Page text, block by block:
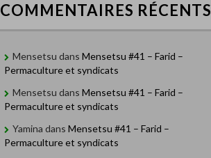
COMMENTAIRES RÉCENTS
Mensetsu dans Mensetsu #41 – Farid –
Permaculture et syndicats
Mensetsu dans Mensetsu #41 – Farid –
Permaculture et syndicats
Yamina dans Mensetsu #41 – Farid –
Permaculture et syndicats